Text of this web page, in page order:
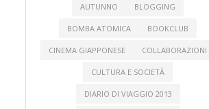
AUTUNNO BLOGGING
BOMBA ATOMICA BOOKCLUB
CINEMA GIAPPONESE COLLABORAZIONI
CULTURA E SOCIETÀ
DIARIO DI VIAGGIO 2013